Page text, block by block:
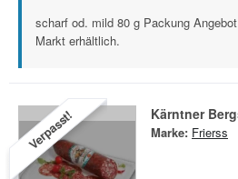
scharf od. mild 80 g Packung
Markt erhältlich.
Verpasst! Kärntner
Marke: Frierss